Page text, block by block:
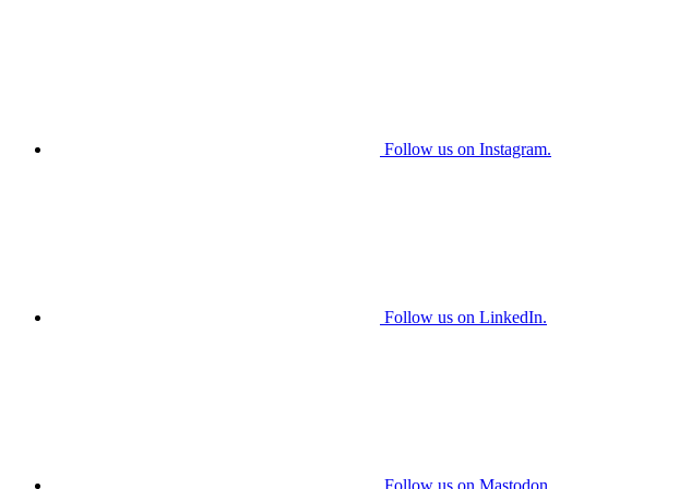
Follow us on Instagram.
Follow us on LinkedIn.
Follow us on Mastodon.